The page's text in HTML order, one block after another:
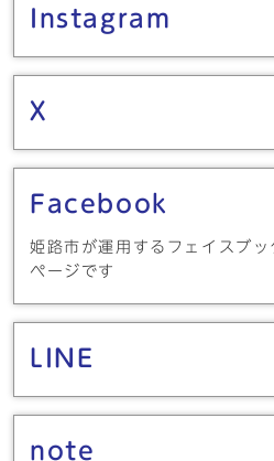
Instagram
X
Facebook
姫路市が運用するフェイスブ
ページです
LINE
note